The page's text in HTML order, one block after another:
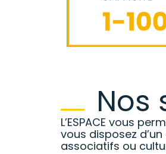
Nos
L’ESPACE vous
vous disposez
associatifs ou